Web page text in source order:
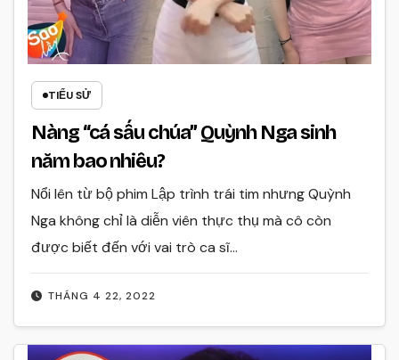
TIỂU SỬ
Nàng “cá sấu chúa” Quỳnh Nga sinh
năm bao nhiêu?
THÁNG 4 22, 2022
Nổi lên từ bộ phim Lập trình trái tim nhưng Quỳnh
Nga không chỉ là diễn viên thực thụ mà cô còn
được biết đến với vai trò ca sĩ…